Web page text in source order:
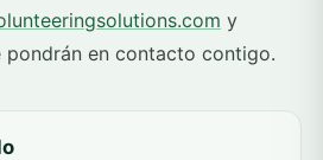
y
pondrán en contacto contigo.